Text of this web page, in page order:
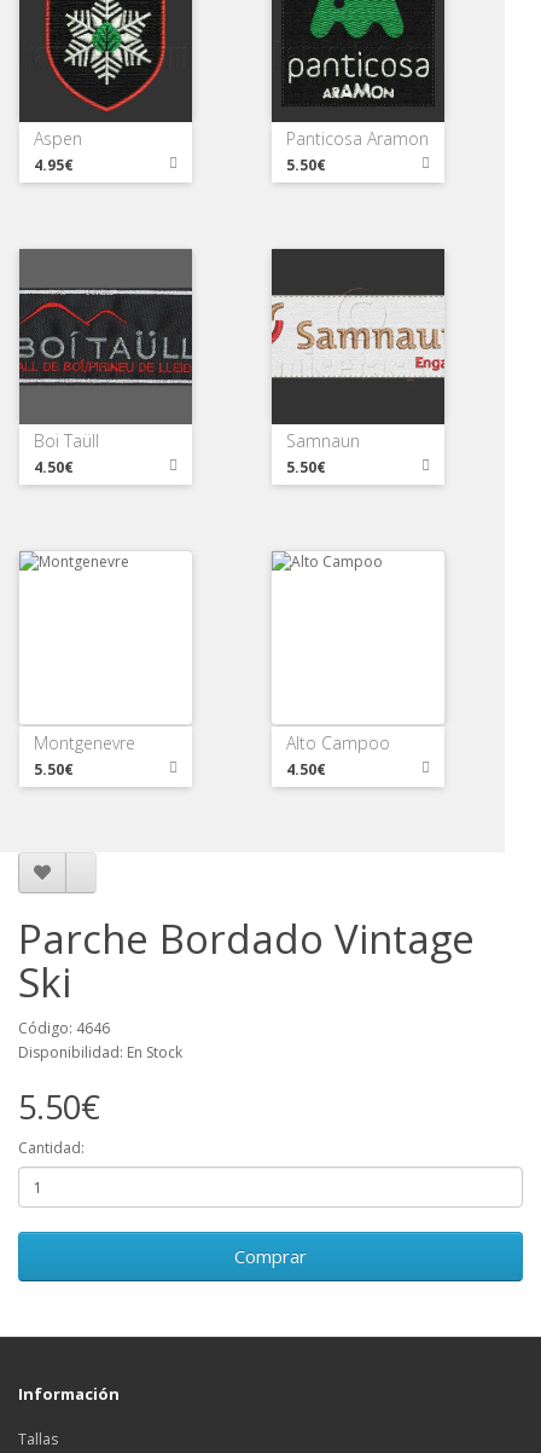
Aspen
4.95€
Panticosa Aramon
5.50€
Boi Taüll
4.50€
Samnaun
5.50€
Montgenevre
5.50€
Alto Campoo
4.50€
Parche Bordado Vintage
Ski
Código: 4646
Disponibilidad: En Stock
5.50€
Cantidad:
Comprar
Información
Tallas